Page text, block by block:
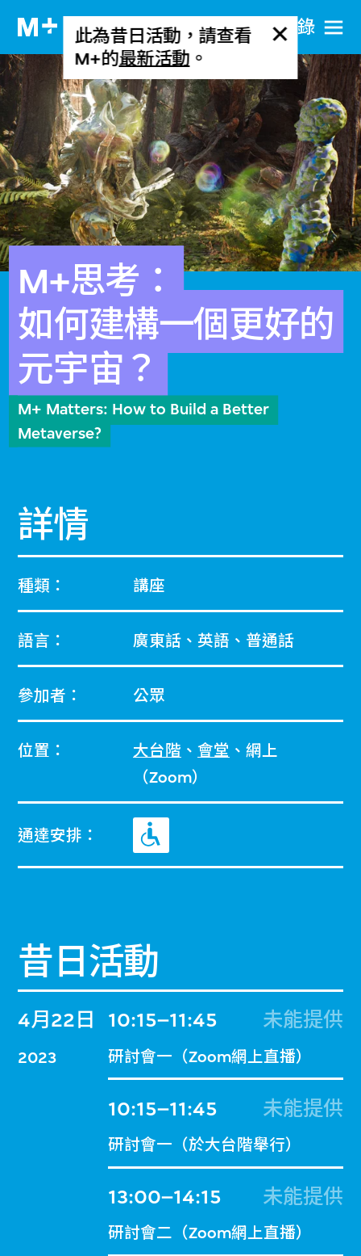
目​錄
此為昔日活動，請查看
M+的最新活動 。
M+思考：
如何建構一個更好的
元宇宙？
M+ Matters: How to Build a Better
Metaverse?
詳情
種類： 講座
語言： 廣東話、英語、普通話
參加者： 公眾
位置： 大台階 、會堂 、網上
（Zoom）
通達安排：
昔日活動
4月22日
2023
10:15–11:45 未能提供
研討會一（Zoom網上直播）
10:15–11:45 未能提供
研討會一（於大台階舉行）
13:00–14:15 未能提供
研討會二（Zoom網上直播）